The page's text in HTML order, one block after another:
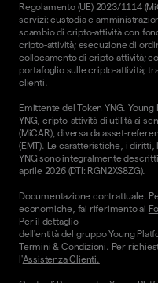
Regolamento (UE) 2023/1114
servizi: custodia e
scambio di cripto-attività con
cripto-attività; esecuzione di
collocamento di cripto-attività;
portafoglio sulle cripto-attività;
clienti.
Emittente del Token YNG.
YNG, cripto-attività di utilità ai
(MiCAR), diversa da asset-
(EMT). Le caratteristiche, i
YNG sono integralmente
aprile 2026 (DTI: RGN2XS8ZG).
Documentazione contrattuale.
economiche, fai riferimento ai
Per il dettaglio
dell'entità del gruppo Young
Termini & Condizioni. Per
l'Assistenza Clienti.